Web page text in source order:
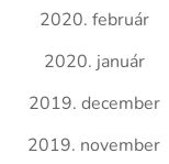
2020. február
2020. január
2019. december
2019. november